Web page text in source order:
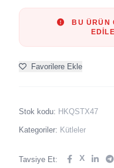
BU ÜRÜN
Favorilere Ekle
Stok kodu: HKQSTX47
Kategoriler: Kütleler
Tavsiye Et: X